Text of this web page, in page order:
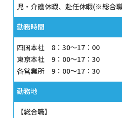
児・介護休暇、赴任休暇(※総合
勤務時間
四国本社 8：30～17：00
東京本社 9：00～17：30
各営業所 9：00～17：30
勤務地
【総合職】